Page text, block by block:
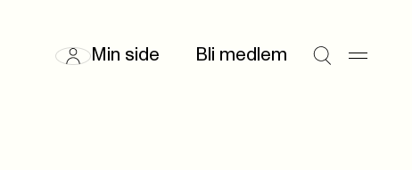
Min side Bli medlem